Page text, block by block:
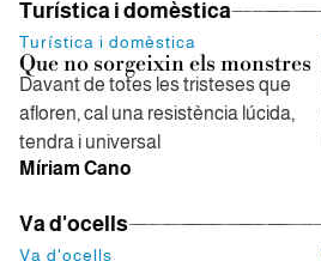
Turística i domèstica
Turística i domèstica
Que no sorgeixin els monstres
Davant de totes les tristeses que
afloren, cal una resistència lúcida,
tendra i universal
Míriam Cano
Va d'ocells
Va d'ocells